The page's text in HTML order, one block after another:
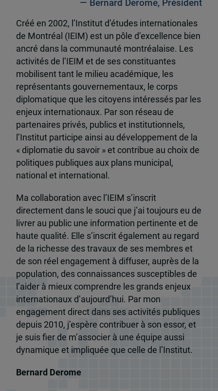
— Bernard Derome, Président
Créé en 2002, l’Institut d’études internationales
de Montréal (IEIM) est un pôle d’excellence bien
ancré dans la communauté montréalaise. Les
activités de l’IEIM et de ses constituantes
mobilisent tant le milieu académique, les
représentants gouvernementaux, le corps
diplomatique que les citoyens intéressés par les
enjeux internationaux. Par son réseau de
partenaires privés, publics et institutionnels,
l’Institut participe ainsi au développement de la
« diplomatie du savoir » et contribue au choix de
politiques publiques aux plans municipal,
national et international.
Ma collaboration avec l’IEIM s’inscrit
directement dans le souci que j’ai toujours eu de
livrer au public une information pertinente et de
haute qualité. Elle s’inscrit également au regard
de la richesse des travaux de ses membres et
de son réel engagement à diffuser, auprès de la
population, des connaissances susceptibles de
l’aider à mieux comprendre les grands enjeux
internationaux d’aujourd’hui. Par mon
engagement direct dans ses activités publiques
depuis 2010, j’espère contribuer à son essor, et
je suis fier de m’associer à une équipe aussi
dynamique et impliquée que celle de l’Institut.
Bernard Derome